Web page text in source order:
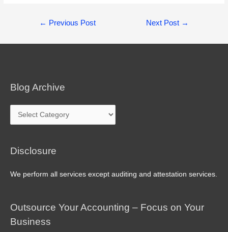
← Previous Post Next Post →
Blog Archive
Blog
Archive
Disclosure
We perform all services except auditing and attestation services.
Outsource Your Accounting – Focus on Your
Business